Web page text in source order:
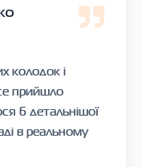
колодок і
прийшло
б детальнішої
в реальному